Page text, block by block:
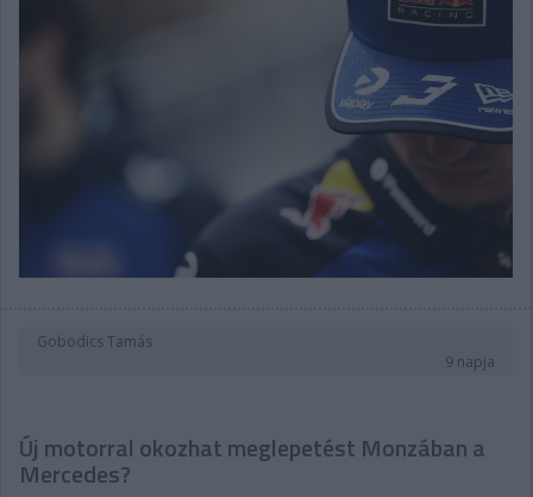
Gobodics Tamás
9 napja
Új motorral okozhat meglepetést Monzában a
Mercedes?